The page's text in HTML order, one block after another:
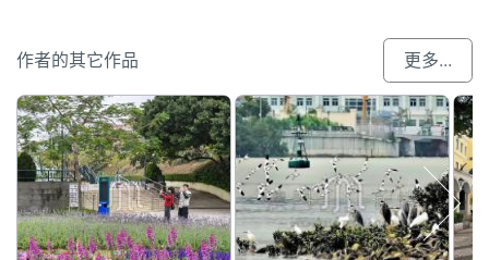
作者的其它作品 更多...